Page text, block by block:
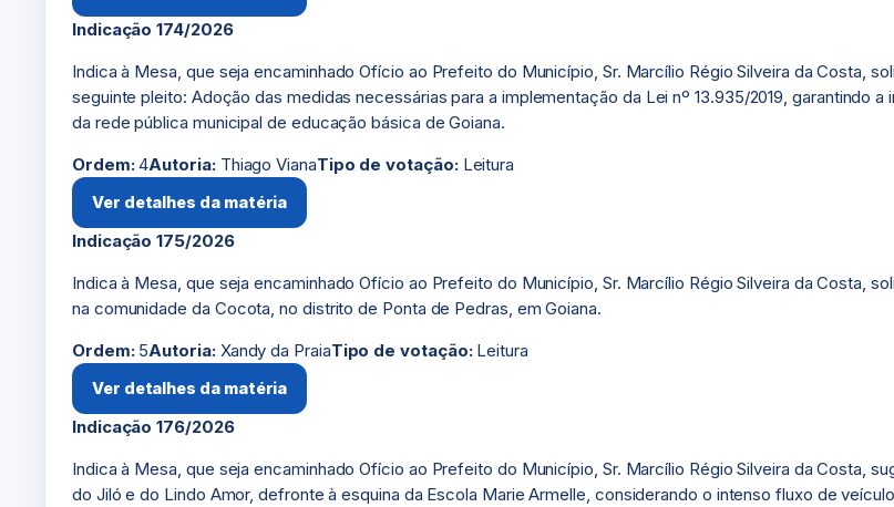
Indicação 174/2026
Indica à Mesa, que seja encaminhado Ofício ao Prefeito do Município, Sr. Marcílio Régio Silveira da Costa,
seguinte pleito: Adoção das medidas necessárias para a implementação da Lei nº 13.935/2019, garantindo
da rede pública municipal de educação básica de Goiana.
Ordem:4Autoria:Thiago VianaTipo de votação:Leitura
Ver detalhes da matéria
Indicação 175/2026
Indica à Mesa, que seja encaminhado Ofício ao Prefeito do Município, Sr. Marcílio Régio Silveira da Costa,
na comunidade da Cocota, no distrito de Ponta de Pedras, em Goiana.
Ordem:5Autoria:Xandy da PraiaTipo de votação:Leitura
Ver detalhes da matéria
Indicação 176/2026
Indica à Mesa, que seja encaminhado Ofício ao Prefeito do Município, Sr. Marcílio Régio Silveira da Costa,
do Jiló e do Lindo Amor, defronte à esquina da Escola Marie Armelle, considerando o intenso fluxo de